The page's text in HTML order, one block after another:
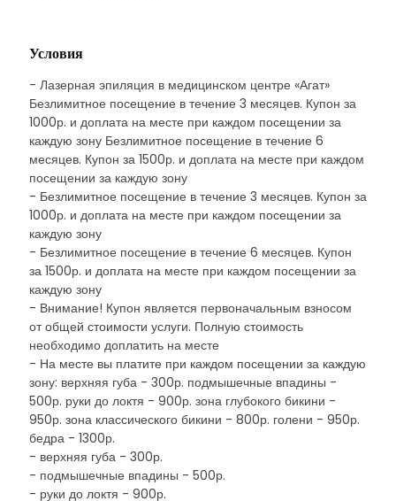
Условия
- Лазерная эпиляция в медицинском центре «Агат»
Безлимитное посещение в течение 3 месяцев. Купон за
1000р. и доплата на месте при каждом посещении за
каждую зону Безлимитное посещение в течение 6
месяцев. Купон за 1500р. и доплата на месте при каждом
посещении за каждую зону
- Безлимитное посещение в течение 3 месяцев. Купон за
1000р. и доплата на месте при каждом посещении за
каждую зону
- Безлимитное посещение в течение 6 месяцев. Купон
за 1500р. и доплата на месте при каждом посещении за
каждую зону
- Внимание! Купон является первоначальным взносом
от общей стоимости услуги. Полную стоимость
необходимо доплатить на месте
- На месте вы платите при каждом посещении за каждую
зону: верхняя губа - 300р. подмышечные впадины -
500р. руки до локтя - 900р. зона глубокого бикини -
950р. зона классического бикини - 800р. голени - 950р.
бедра - 1300р.
- верхняя губа - 300р.
- подмышечные впадины - 500р.
- руки до локтя - 900р.